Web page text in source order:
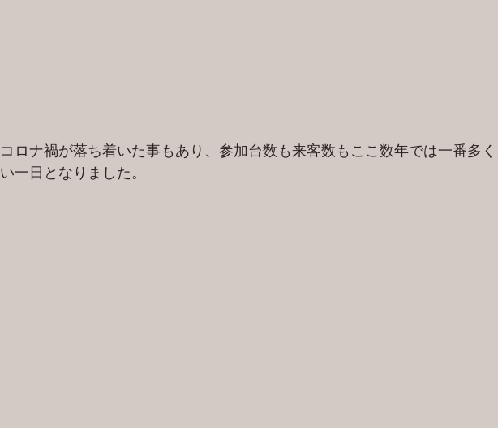
コロナ禍が落ち着いた事もあり、参加台数も来客数もここ数年では一番多
い一日となりました。